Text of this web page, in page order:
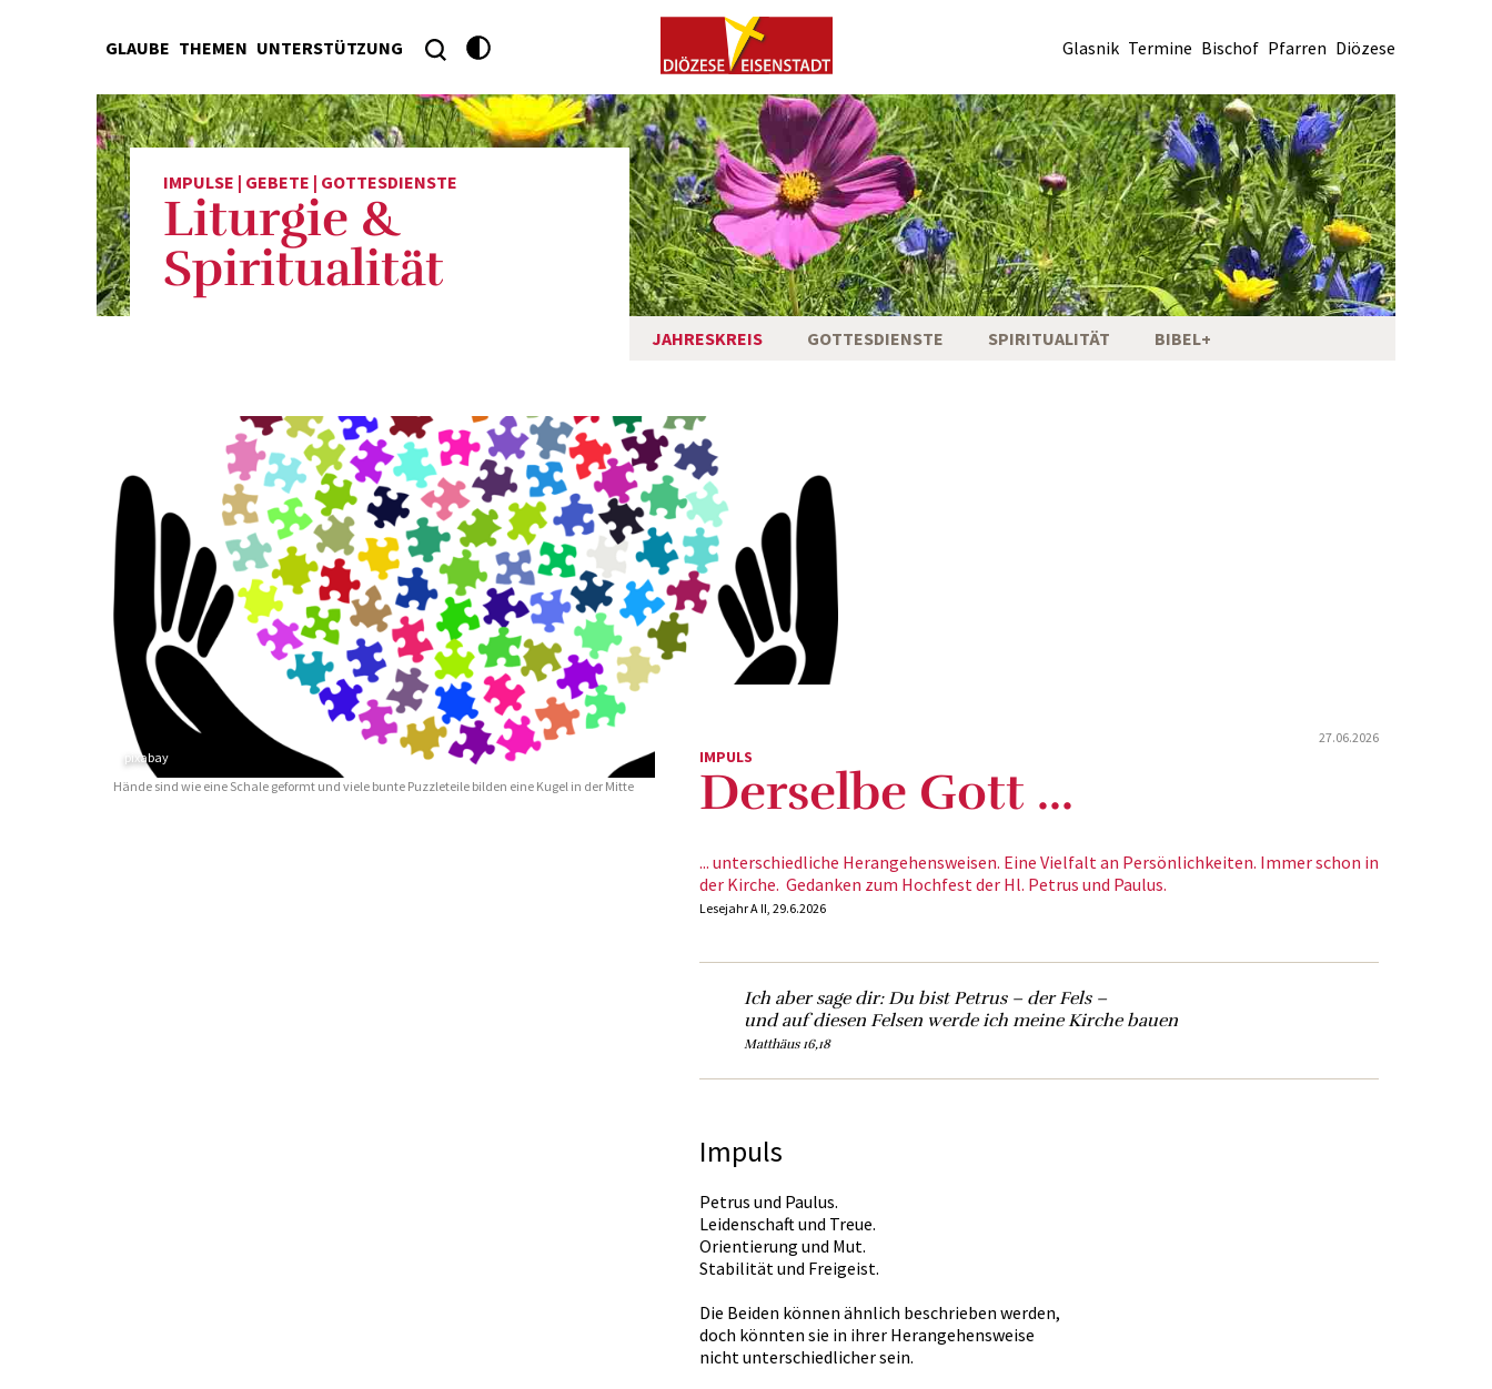
GLAUBE THEMEN UNTERSTÜTZUNG Glasnik Termine Bischof Pfarren Diözese
IMPULSE | GEBETE | GOTTESDIENSTE
Liturgie &
Spiritualität
JAHRESKREIS GOTTESDIENSTE SPIRITUALITÄT BIBEL+
pixabay
Hände sind wie eine Schale geformt und viele bunte Puzzleteile bilden eine Kugel in der Mitte
27.06.2026
IMPULS
Derselbe Gott ...
... unterschiedliche Herangehensweisen. Eine Vielfalt an Persönlichkeiten. Immer schon in
der Kirche. Gedanken zum Hochfest der Hl. Petrus und Paulus.
Lesejahr A II, 29.6.2026
Ich aber sage dir: Du bist Petrus – der Fels –
und auf diesen Felsen werde ich meine Kirche bauen
Matthäus 16,18
Impuls
Petrus und Paulus.
Leidenschaft und Treue.
Orientierung und Mut.
Stabilität und Freigeist.
Die Beiden können ähnlich beschrieben werden,
doch könnten sie in ihrer Herangehensweise
nicht unterschiedlicher sein.